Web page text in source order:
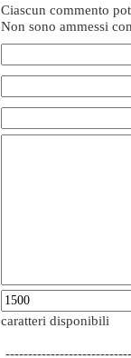
Ciascun commento
Non sono ammessi
caratteri disponibili